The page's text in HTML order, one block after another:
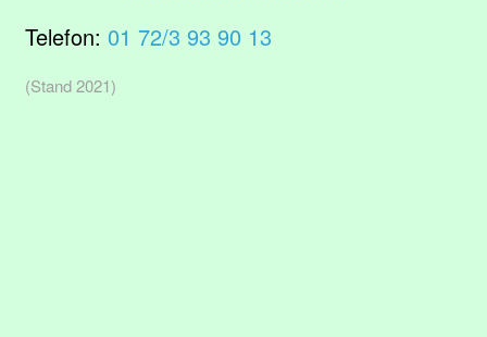
Telefon: 01 72/3 93 90 13
(Stand 2021)